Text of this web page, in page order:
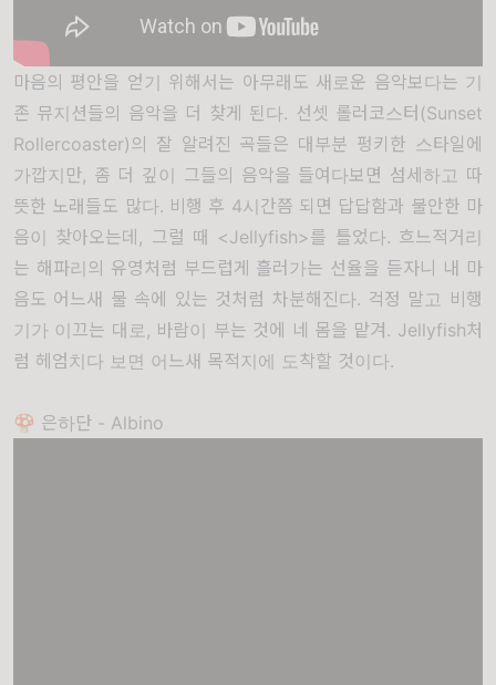
마음의 평안을 얻기 위해서는 아무래도 새로운 음악보다는 기
존 뮤지션들의 음악을 더 찾게 된다. 선셋 롤러코스터(Sunset
Rollercoaster)의 잘 알려진 곡들은 대부분 펑키한 스타일에
가깝지만, 좀 더 깊이 그들의 음악을 들여다보면 섬세하고 따
뜻한 노래들도 많다. 비행 후 4시간쯤 되면 답답함과 불안한 마
음이 찾아오는데, 그럴 때 <Jellyfish>를 틀었다. 흐느적거리
는 해파리의 유영처럼 부드럽게 흘러가는 선율을 듣자니 내 마
음도 어느새 물 속에 있는 것처럼 차분해진다. 걱정 말고 비행
기가 이끄는 대로, 바람이 부는 것에 네 몸을 맡겨. Jellyfish처
럼 헤엄치다 보면 어느새 목적지에 도착할 것이다.
🍄 은하단 - Albino